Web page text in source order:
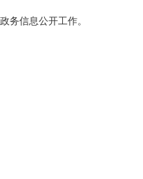
务信息公开工作。